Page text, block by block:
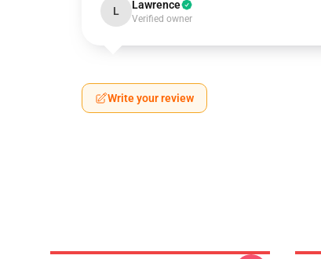
L Lawrence
Verified owner
Write your review